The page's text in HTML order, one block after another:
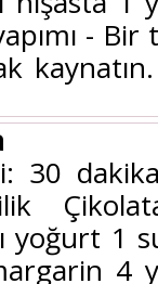
-
30
yoğurt 1
4